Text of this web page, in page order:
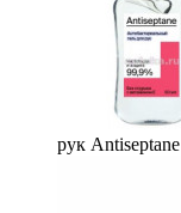
рук Antiseptane